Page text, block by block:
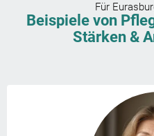
Für
Beispiele von
Stärken &